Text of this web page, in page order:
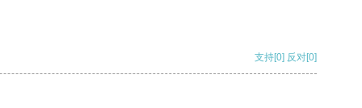
支持[0] 反对[0]